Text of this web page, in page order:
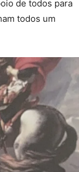
de todos para
todos um